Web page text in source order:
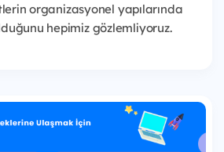
organizasyonel yapılarında
hepimiz gözlemliyoruz.